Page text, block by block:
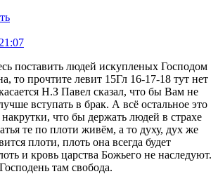
поставить людей искупленых Господом
то прочтите левит 15Гл 16-17-18 тут нет
Н.З Павел сказал, что бы Вам не
вступать в брак. А всё остальное это
что бы держать людей в страхе
те по плоти живём, а то духу, дух же
плоти, плоть она всегда будет
и кровь царства Божьего не наследуют.
там свобода.